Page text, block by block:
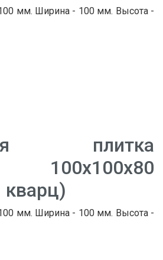
мм. Ширина - 100 мм. Высота -
плитка
100х100х80
мм. Ширина - 100 мм. Высота -